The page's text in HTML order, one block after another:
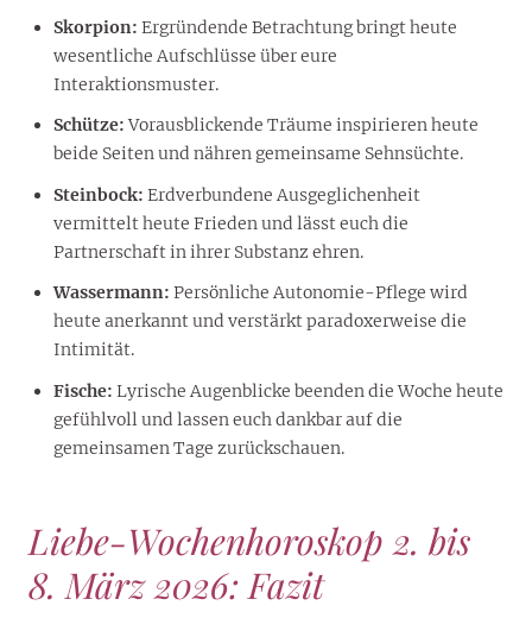
Skorpion: Ergründende Betrachtung bringt heute
wesentliche Aufschlüsse über eure
Interaktionsmuster.
Schütze:Vorausblickende Träume inspirieren heute
beide Seiten und nähren gemeinsame Sehnsüchte.
Steinbock: Erdverbundene Ausgeglichenheit
vermittelt heute Frieden und lässt euch die
Partnerschaft in ihrer Substanz ehren.
Wassermann: Persönliche Autonomie-Pflege wird
heute anerkannt und verstärkt paradoxerweise die
Intimität.
Fische: Lyrische Augenblicke beenden die Woche heute
gefühlvoll und lassen euch dankbar auf die
gemeinsamen Tage zurückschauen.
Liebe-Wochenhoroskop 2. bis
8. März 2026: Fazit